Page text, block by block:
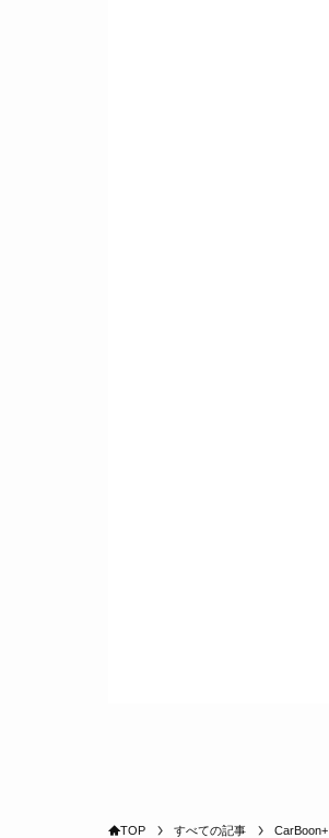
TOP すべての記事 CarBoon+